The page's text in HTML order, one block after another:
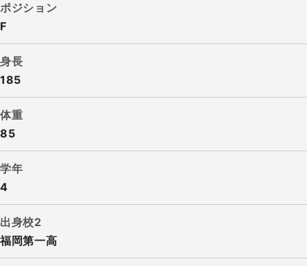
ポジション
F
身長
185
体重
85
学年
4
出身校2
福岡第一高